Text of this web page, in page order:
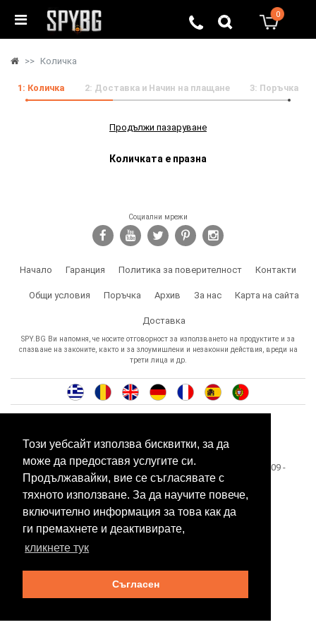
Този уебсайт използва бисквитки, за да
може да предоставя услугите си.
Продължавайки, вие се съгласявате с
тяхното използване. За да научите повече,
включително информация за това как да
ги премахнете и деактивирате,
кликнете тук
Съгласен
0
Количка
1: Количка 2: Доставка и Начин на плащане 3: Поръчка
Продължи пазаруване
Количката е празна
Социални мрежи
Начало Гаранция Политика за поверителност Контакти
Общи условия Поръчка Архив За нас Карта на сайта
Доставка
SPY.BG Ви напомня, че носите отговорност за използването на продуктите и за
спазване на законите, както и за злоумишлени и незаконни действия, вреди на
трети лица и др.
Този сайт е собственост на БЕСТТЕХ ООД Copyright 2009 -
2026 Spy.bg
SEO оптимизация и поддръжка от
Eurocoders